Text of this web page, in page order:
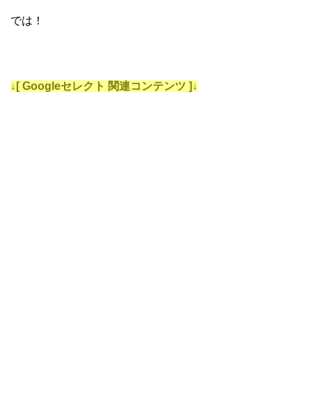
では！
↓[ Googleセレクト 関連コンテンツ ]↓